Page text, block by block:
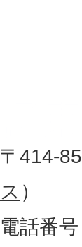
地
図
。
静
所
〒414-
ス ）
電話番